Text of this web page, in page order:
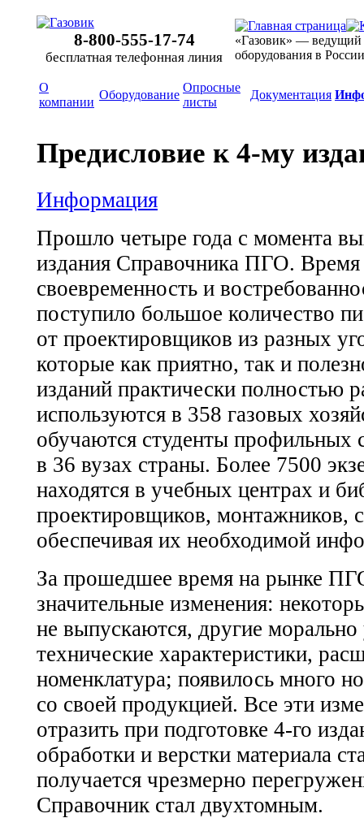
8-800-555-17-74
бесплатная телефонная линия
«Газовик» — ведущий
оборудования в России
О
компании
Оборудование
Опросные
листы
Документация
Предисловие к 4-му
Информация
Прошло четыре года с момента
издания Справочника ПГО. Время
своевременность и
поступило большое количество
от проектировщиков из разных
которые как приятно, так и
изданий практически полностью
используются в 358 газовых
обучаются студенты профильных
в 36 вузах страны. Более 7500
находятся в учебных центрах и
проектировщиков, монтажников,
обеспечивая их необходимой
За прошедшее время на рынке
значительные изменения:
не выпускаются, другие морально
технические характеристики,
номенклатура; появилось много
со своей продукцией. Все эти
отразить при подготовке 4-го
обработки и верстки материала
получается чрезмерно
Справочник стал двухтомным.